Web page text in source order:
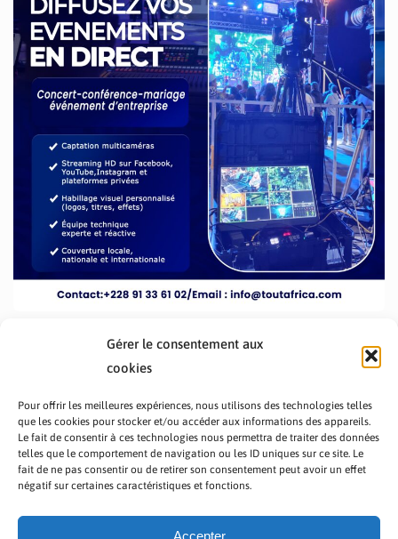
Gérer le consentement aux
cookies
Pour offrir les meilleures expériences, nous utilisons des technologies telles
que les cookies pour stocker et/ou accéder aux informations des appareils.
Le fait de consentir à ces technologies nous permettra de traiter des données
telles que le comportement de navigation ou les ID uniques sur ce site. Le
fait de ne pas consentir ou de retirer son consentement peut avoir un effet
négatif sur certaines caractéristiques et fonctions.
Accepter
PRÉSENTATION TOUTAFRICA
A PROPOS